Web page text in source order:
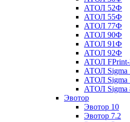
АТОЛ 52Ф
АТОЛ 55Ф
АТОЛ 77Ф
АТОЛ 90Ф
АТОЛ 91Ф
АТОЛ 92Ф
АТОЛ
АТОЛ Sigma
АТОЛ Sigma
АТОЛ Sigma
Эвотор
Эвотор 10
Эвотор 7.2